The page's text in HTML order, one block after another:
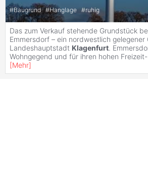
#Baugrund #Hanglage #ruhig
Das zum Verkauf stehende Grundstück
Emmersdorf – ein nordwestlich
Landeshauptstadt Klagenfurt.
Wohngegend und für ihren hohen
[Mehr]